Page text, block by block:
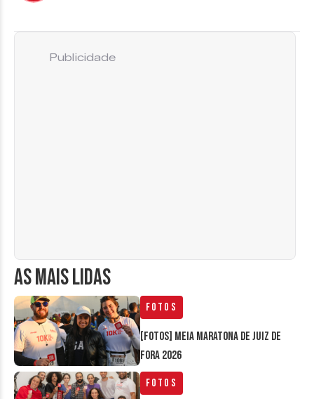
AS MAIS LIDAS
Fotos
[FOTOS] Meia Maratona de Juiz de
Fora 2026
Fotos
Publicidade